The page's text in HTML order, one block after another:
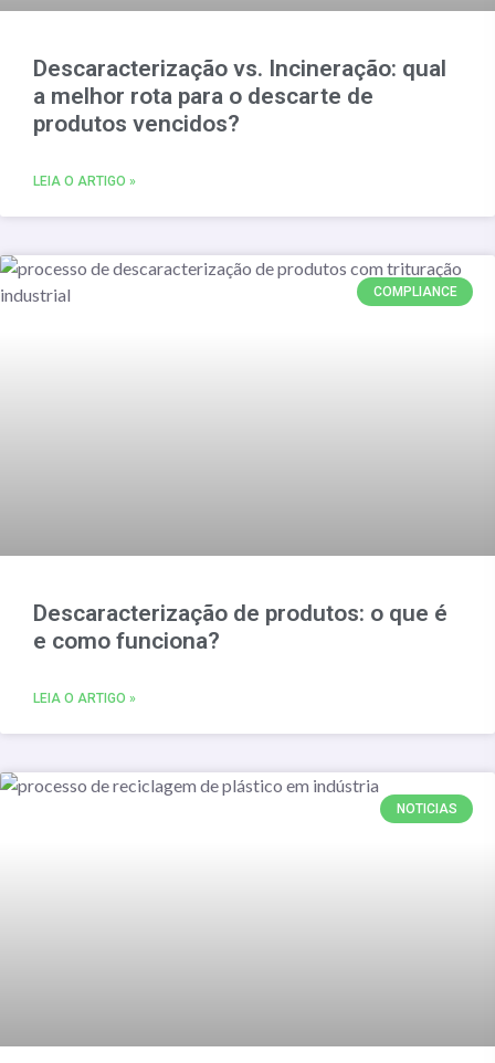
Descaracterização vs. Incineração: qual
a melhor rota para o descarte de
produtos vencidos?
LEIA O ARTIGO »
COMPLIANCE
Descaracterização de produtos: o que é
e como funciona?
LEIA O ARTIGO »
NOTICIAS